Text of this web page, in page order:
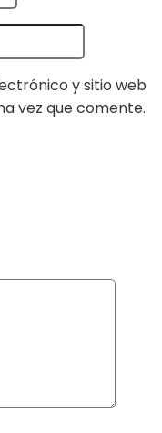
y sitio web
vez que comente.